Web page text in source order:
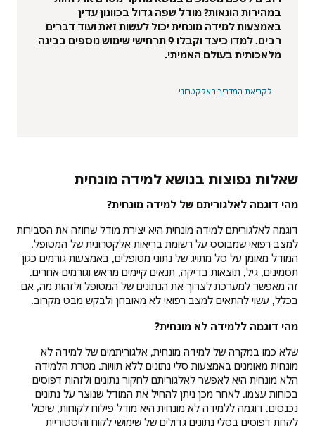
במהירות הונאות? מודל שפה גדול בכוונון עדין
באמצעות למידה מונחית יכול לעשות זאת ועוד דברים
רבים. למדו כיצד וקבלו 9 תרחישי שימוש נוספים בבינה
מלאכותית בעולם האמיתי.
לקריאת המדריך האלקטרוני
שאלות נפוצות בנושא למידה מונחית
מהי דוגמה לאלגוריתם של למידה מונחית?
דוגמה לאלגוריתם למידה מונחית היא יצירת מודל שחוזה את הסבירות
למצב רפואי שמבוסס על רשומת בריאות אלקטרונית של המטופל.
המודל מאומן על סל מתויג של נתוני מטופלים, באמצעות גורמים כגון
תסמינים, גיל, תוצאות בדיקה, תנאים קיימים מראש וגורמים אחרים.
זה מאפשר למערכת לצרוך את הנתונים של המטופל ולזהות מה, אם
בכלל, עשוי להתאים למצב רפואי לא מאובחן ולבקש מבט מקרוב.
מהי דוגמה ללמידה לא מונחית?
שלא כמו במקרה של למידה מונחית, אלגוריתמים של למידה לא
מונחית מאומנים באמצעות סלי נתונים ללא תוויות. מטרת הלמידה
הלא מונחית היא לאפשר לאלגוריתם לחקור נתונים ולזהות דפוסים
בכוחות עצמו. לאחר מכן ניתן להחיל את המודל שנוצר על נתונים
נכנסים. דוגמה ללמידה לא מונחית היא מודל פילוח לקוחות, שיכול
לקחת דפוסים בסלי נתונים גדולים של שימושי לקוח והיסטוריית